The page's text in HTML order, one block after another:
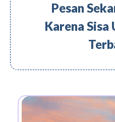
Pesan
Karena